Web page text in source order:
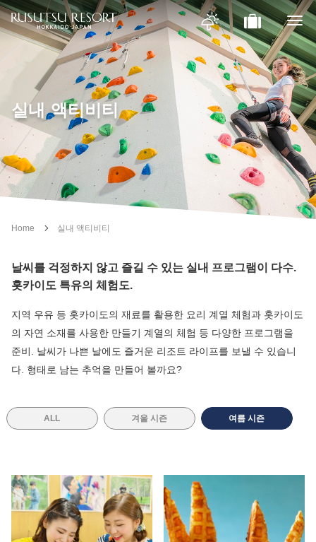
실내 액티비티
Home 실내 액티비티
날씨를 걱정하지 않고 즐길 수 있는 실내 프로그램이 다수.
홋카이도 특유의 체험도.
지역 우유 등 홋카이도의 재료를 활용한 요리 계열 체험과 홋카이도
의 자연 소재를 사용한 만들기 계열의 체험 등 다양한 프로그램을
준비. 날씨가 나쁜 날에도 즐거운 리조트 라이프를 보낼 수 있습니
다. 형태로 남는 추억을 만들어 볼까요?
ALL 겨울 시즌 여름 시즌